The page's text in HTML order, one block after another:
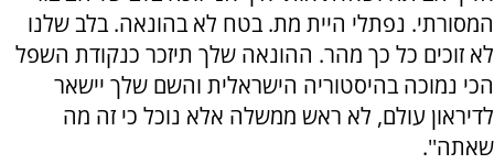
המסורתי. נפתלי היית מת. בטח לא בהונאה. בלב שלנו
לא זוכים כל כך מהר. ההונאה שלך תיזכר כנקודת השפל
הכי נמוכה בהיסטוריה הישראלית והשם שלך יישאר
לדיראון עולם, לא ראש ממשלה אלא נוכל כי זה מה
שאתה''.